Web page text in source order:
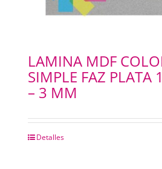
LAMINA MDF
SIMPLE FAZ PLATA
– 3 MM
Detalles